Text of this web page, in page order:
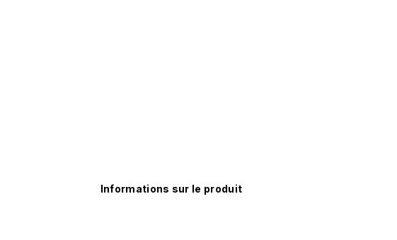
Informations sur le produit